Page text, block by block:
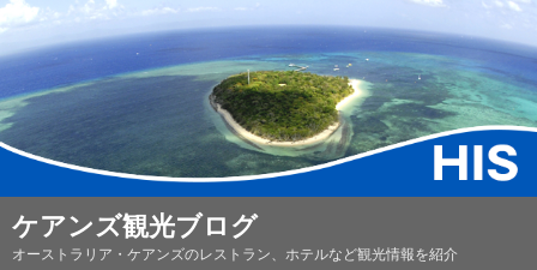
ケアンズ観光ブログ
オーストラリア・ケアンズのレストラン、ホテルなど観光情報を紹介